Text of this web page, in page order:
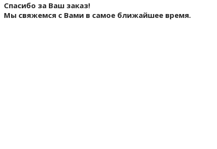
Спасибо за Ваш заказ!
Мы свяжемся с Вами в самое ближайшее время.